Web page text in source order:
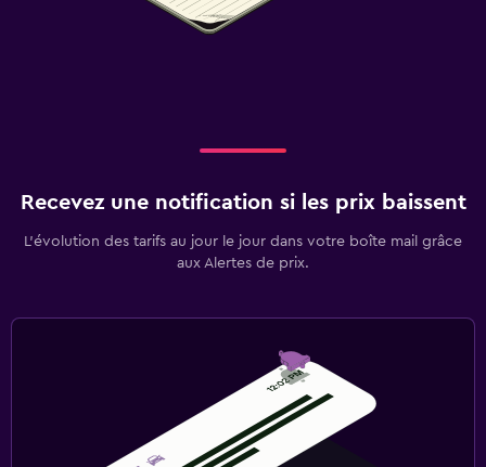
Recevez une notification si les prix baissent
L’évolution des tarifs au jour le jour dans votre boîte mail grâce
aux Alertes de prix.